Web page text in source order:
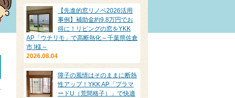
【先進的窓リノベ2026活用
事例】補助金約9.8万円でお
得に！リビングの窓をYKK
AP「ウチリモ」で高断熱化～千葉県佐倉
市 I様～
2026.08.04
障子の風情はそのままに断熱
性アップ！YKK AP「プラマ
ードU（荒間格子）」で快適